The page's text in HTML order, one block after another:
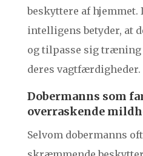
beskyttere af hjemmet.
intelligens betyder, at
og tilpasse sig
deres vagtfærdigheder.
Dobermanns som
overraskende
Selvom dobermanns